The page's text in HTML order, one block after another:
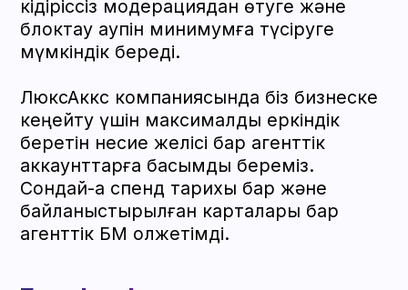
Facebook жүйесі көрсетілімдер,
кликтер, конверсиялар және басқа
метрикалар бойынша толық
статистиканы ұсынады. Осы деректер
түзету туралы шешімді өзі қабылдайды.
Facebook алгоритмдері
пайдаланушылардың мінез-құлқын,
қызығушылықтарын және желідегі
Facebook-та жарнама:
қалай жұмыс істейді